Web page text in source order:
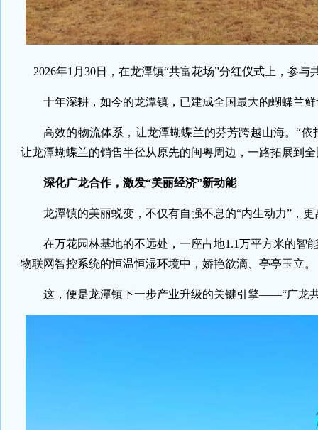
2026年1月30日，在龙潭镇“共富花场”分红仪式上，参
十年深耕，如今的龙潭镇，已建成全国最大的蝴蝶兰
高效的物流体系，让龙潭蝴蝶兰的芬芳跨越山海。“
让龙潭蝴蝶兰的销售半径从原先的闽粤周边，一路拓展到
深化广龙合作，激发“美丽经济”新动能
龙潭镇的美丽蜕变，不仅有自强不息的“内生动力”，
在万花园林基地的不远处，一座占地1.1万平方米的智
物联网智控系统的恒温恒湿环境中，娇艳欲滴、亭亭玉立。
这，便是龙潭镇下一步产业升级的关键引擎——“广龙